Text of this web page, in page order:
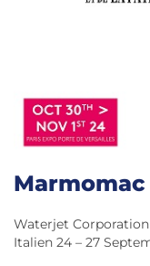
Marmomac
Waterjet
Italien 24 – 27